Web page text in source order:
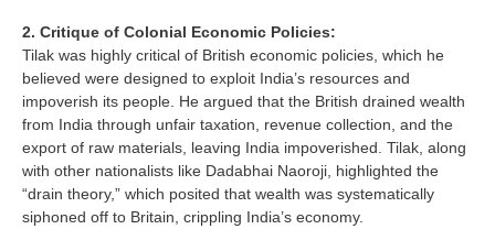
2. Critique of Colonial Economic Policies:
Tilak was highly critical of British economic policies, which he
believed were designed to exploit India’s resources and
impoverish its people. He argued that the British drained wealth
from India through unfair taxation, revenue collection, and the
export of raw materials, leaving India impoverished. Tilak, along
with other nationalists like Dadabhai Naoroji, highlighted the
“drain theory,” which posited that wealth was systematically
siphoned off to Britain, crippling India’s economy.